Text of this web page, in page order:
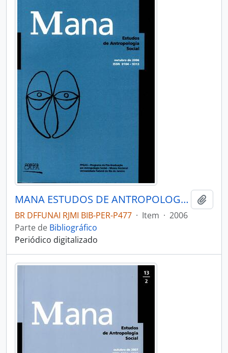
MANA ESTUDOS DE ANTROPOLOGIA SOCIAL - RIO DE JANEIRO UFRJ MUSEU NACIONAL - 2006 - Nº12 - 02
BR DFFUNAI RJMI BIB-PER-P477 · Item · 2006
Parte de Bibliográfico
Periódico digitalizado